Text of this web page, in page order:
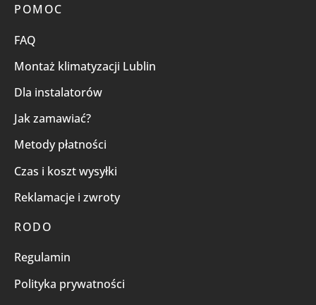
POMOC
FAQ
Montaż klimatyzacji Lublin
Dla instalatorów
Jak zamawiać?
Metody płatności
Czas i koszt wysyłki
Reklamacje i zwroty
RODO
Regulamin
Polityka prywatności